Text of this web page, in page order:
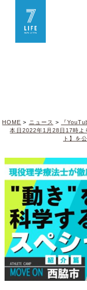
HOME > ニュース >
『
本日2022年1月28日17時よ
ト】を